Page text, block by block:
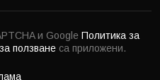
и Google Политика за
ползване са приложени.